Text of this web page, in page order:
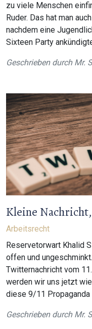
zu viele Menschen
Ruder. Das hat man
nachdem eine
Sixteen Party
Geschrieben durch Mr.
Kleine
Arbeitsrecht
Reservetorwart Khalid
offen und
Twitternachricht vom
werden wir uns jetzt
diese 9/11
Geschrieben durch Mr.